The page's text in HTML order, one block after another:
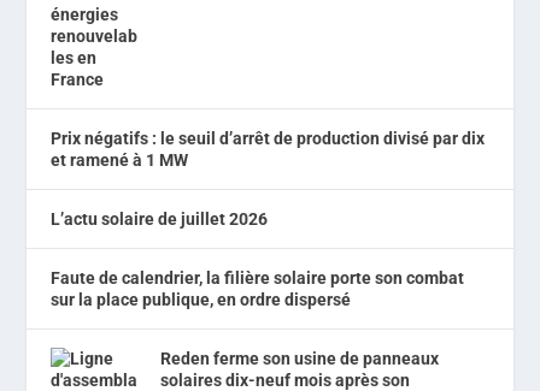
Prix négatifs : le seuil d’arrêt de production divisé par dix
et ramené à 1 MW
L’actu solaire de juillet 2026
Faute de calendrier, la filière solaire porte son combat
sur la place publique, en ordre dispersé
Reden ferme son usine de panneaux
solaires dix-neuf mois après son